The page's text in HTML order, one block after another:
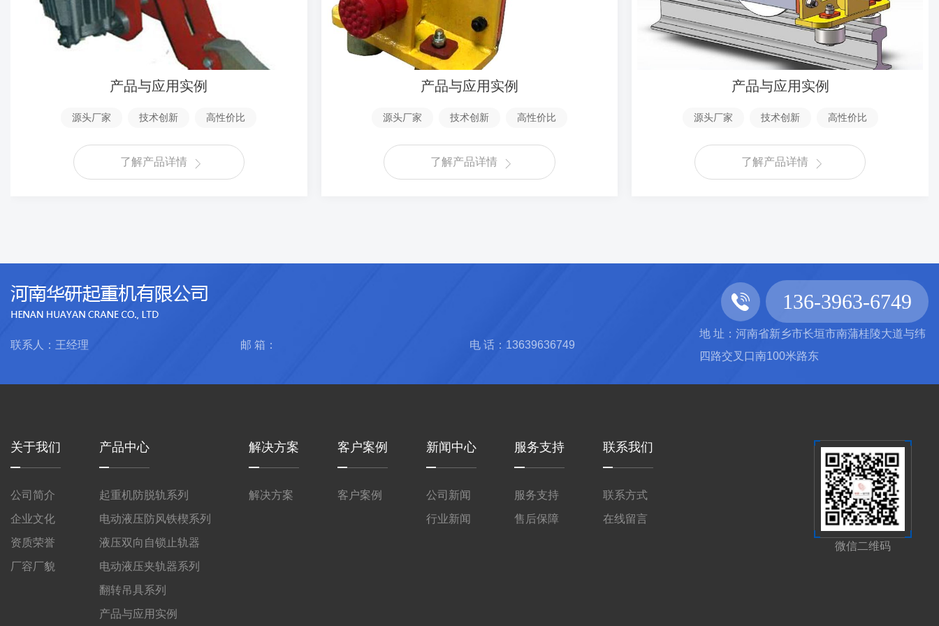
产品与应用实例
源头厂家 技术创新 高性价比
了解产品详情
产品与应用实例
源头厂家 技术创新 高性价比
了解产品详情
产品与应用实例
源头厂家 技术创新 高性价比
了解产品详情
136-3963-6749
联系人：王经理 邮 箱： 电 话：13639636749
地 址：河南省新乡市长垣市南蒲桂陵大道与纬
四路交叉口南100米路东
关于我们
公司简介
企业文化
资质荣誉
厂容厂貌
产品中心
起重机防脱轨系列
电动液压防风铁楔系列
液压双向自锁止轨器
电动液压夹轨器系列
翻转吊具系列
产品与应用实例
解决方案
解决方案
客户案例
客户案例
新闻中心
公司新闻
行业新闻
服务支持
服务支持
售后保障
联系我们
联系方式
在线留言
微信二维码